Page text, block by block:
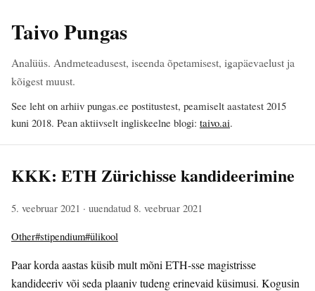
Taivo Pungas
Analüüs. Andmeteadusest, iseenda õpetamisest, igapäevaelust ja
kõigest muust.
See leht on arhiiv pungas.ee postitustest, peamiselt aastatest 2015
kuni 2018. Pean aktiivselt ingliskeelne blogi: taivo.ai.
KKK: ETH Zürichisse kandideerimine
5. veebruar 2021 · uuendatud 8. veebruar 2021
Other#stipendium#ülikool
Paar korda aastas küsib mult mõni ETH-sse magistrisse
kandideeriv või seda plaaniv tudeng erinevaid küsimusi. Kogusin